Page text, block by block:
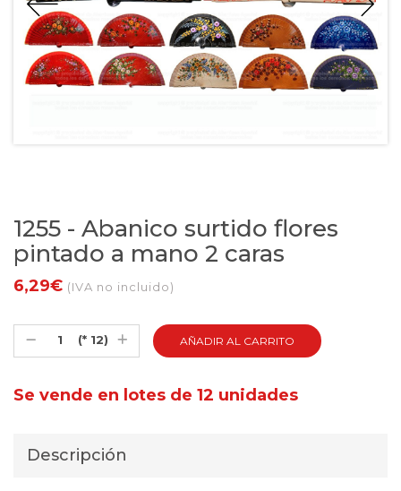
1255 - Abanico surtido flores
pintado a mano 2 caras
6,29€ (IVA no incluido)
(* 12)
Se vende en lotes de 12 unidades
Descripción